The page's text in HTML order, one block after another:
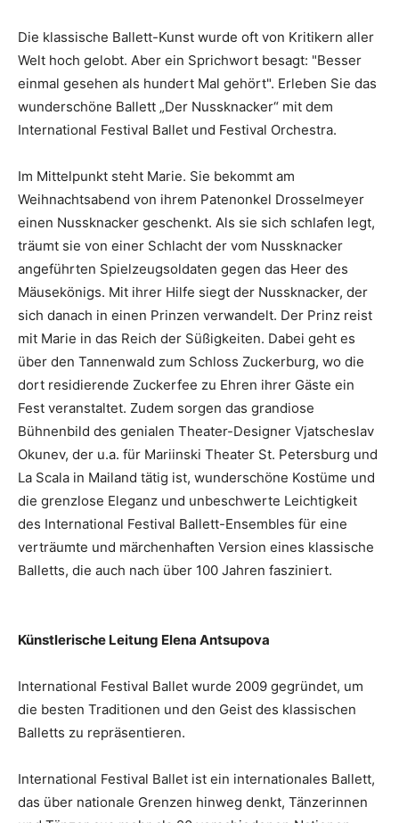
Die klassische Ballett-Kunst wurde oft von Kritikern aller
Welt hoch gelobt. Aber ein Sprichwort besagt: "Besser
einmal gesehen als hundert Mal gehört". Erleben Sie das
wunderschöne Ballett „Der Nussknacker“ mit dem
International Festival Ballet und Festival Orchestra.
Im Mittelpunkt steht Marie. Sie bekommt am
Weihnachtsabend von ihrem Patenonkel Drosselmeyer
einen Nussknacker geschenkt. Als sie sich schlafen legt,
träumt sie von einer Schlacht der vom Nussknacker
angeführten Spielzeugsoldaten gegen das Heer des
Mäusekönigs. Mit ihrer Hilfe siegt der Nussknacker, der
sich danach in einen Prinzen verwandelt. Der Prinz reist
mit Marie in das Reich der Süßigkeiten. Dabei geht es
über den Tannenwald zum Schloss Zuckerburg, wo die
dort residierende Zuckerfee zu Ehren ihrer Gäste ein
Fest veranstaltet. Zudem sorgen das grandiose
Bühnenbild des genialen Theater-Designer Vjatscheslav
Okunev, der u.a. für Mariinski Theater St. Petersburg und
La Scala in Mailand tätig ist, wunderschöne Kostüme und
die grenzlose Eleganz und unbeschwerte Leichtigkeit
des International Festival Ballett-Ensembles für eine
verträumte und märchenhaften Version eines klassische
Balletts, die auch nach über 100 Jahren fasziniert.
Künstlerische Leitung Elena Antsupova
International Festival Ballet wurde 2009 gegründet, um
die besten Traditionen und den Geist des klassischen
Balletts zu repräsentieren.
International Festival Ballet ist ein internationales Ballett,
das über nationale Grenzen hinweg denkt, Tänzerinnen